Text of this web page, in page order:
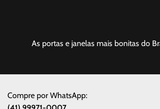
As portas e janelas mais bonitas do
Compre por WhatsApp: